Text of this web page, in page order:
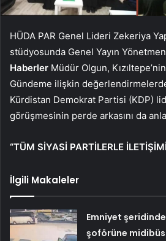
HÜDA PAR Genel Lideri Zekeriya
stüdyosunda Genel Yayın
Haberler Müdür Olgun,
Gündeme ilişkin
Kürdistan Demokrat Partisi (KDP)
görüşmesinin perde arkasını da
“TÜM SİYASİ PARTİLERLE
İlgili Makaleler
Emniyet
şoförüne